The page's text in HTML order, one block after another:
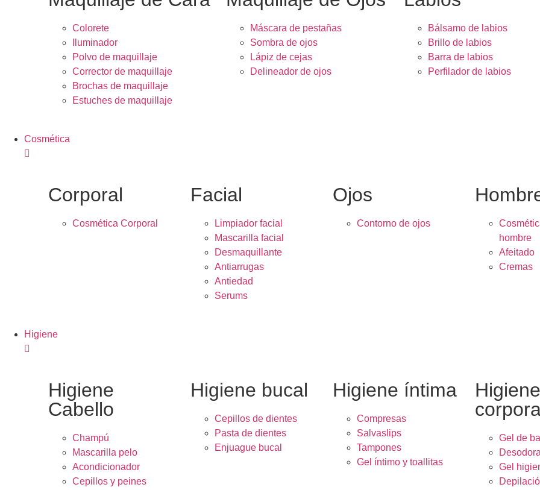
Colorete
Iluminador
Polvo de maquillaje
Corrector de maquillaje
Brochas de maquillaje
Estuches de maquillaje
Máscara de pestañas
Sombra de ojos
Lápiz de cejas
Delineador de ojos
Bálsamo de labios
Brillo de labios
Barra de labios
Perfilador de labios
Cosmética
Corporal
Cosmética Corporal
Facial
Limpiador facial
Mascarilla facial
Desmaquillante
Antiarrugas
Antiedad
Serums
Ojos
Contorno de ojos
hombre
Afeitado
Cremas
Higiene
Higiene
Cabello
Champú
Mascarilla pelo
Acondicionador
Cepillos y peines
Higiene bucal
Cepillos de dientes
Pasta de dientes
Enjuague bucal
Higiene íntima
Compresas
Salvaslips
Tampones
Gel íntimo y toallitas
Higiene
Gel de
Gel